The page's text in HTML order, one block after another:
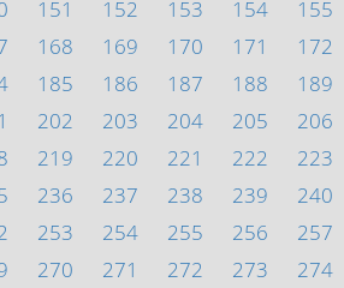
151 152 153 154 155
168 169 170 171 172
185 186 187 188 189
202 203 204 205 206
219 220 221 222 223
236 237 238 239 240
253 254 255 256 257
270 271 272 273 274